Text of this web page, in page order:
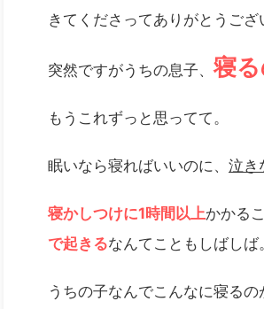
きてくださってありがとうござ
突然ですがうちの息子、寝
もうこれずっと思ってて。
眠いなら寝ればいいのに、 泣き
寝かしつけに1時間以上かかる
で起きるなんてこともしばしば。
うちの子なんでこんなに寝る